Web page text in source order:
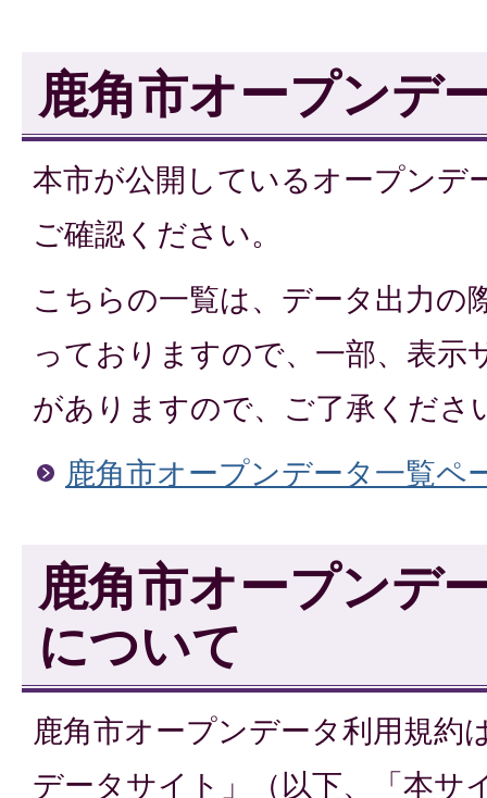
鹿角市オープンデ
本市が公開しているオープンデ
ご確認ください。
こちらの一覧は、データ出力の
っておりますので、一部、表示
がありますので、ご了承くださ
鹿角市オープンデータ一覧ペ
鹿角市オープンデ
について
鹿角市オープンデータ利用規約
データサイト」（以下、「本サ